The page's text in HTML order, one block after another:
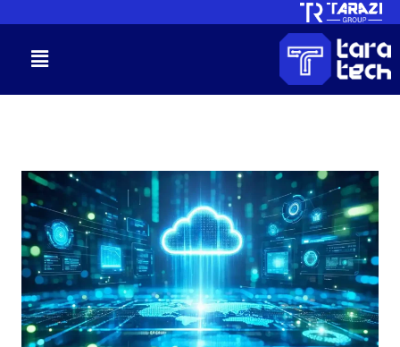
تخطي
المحتوى
القائمة